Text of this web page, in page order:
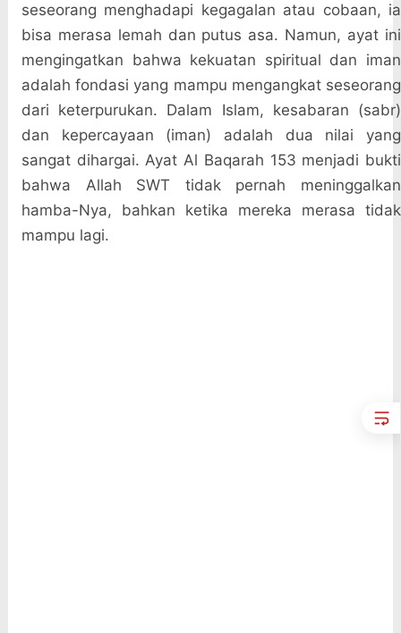
seseorang menghadapi kegagalan atau cobaan, ia
bisa merasa lemah dan putus asa. Namun, ayat ini
mengingatkan bahwa kekuatan spiritual dan iman
adalah fondasi yang mampu mengangkat seseorang
dari keterpurukan. Dalam Islam, kesabaran (sabr)
dan kepercayaan (iman) adalah dua nilai yang
sangat dihargai. Ayat Al Baqarah 153 menjadi bukti
bahwa Allah SWT tidak pernah meninggalkan
hamba-Nya, bahkan ketika mereka merasa tidak
mampu lagi.